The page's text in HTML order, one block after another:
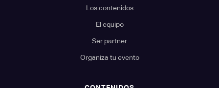
Los contenidos
El equipo
Ser partner
Organiza tu evento